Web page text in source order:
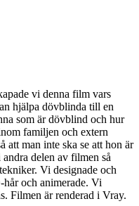
vi denna film vars
hjälpa dövblinda till en
som är dövblind och hur
familjen och extern
man inte ska se att hon är
delen av filmen så
Vi designade och
och animerade. Vi
Filmen är renderad i Vray.